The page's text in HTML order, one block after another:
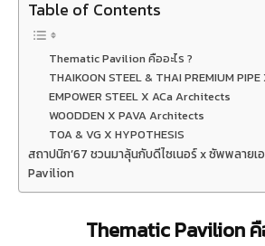
Table of Contents
Thematic Pavilion คืออะไร ?
THAIKOON STEEL & THAI PREMIUM
EMPOWER STEEL X ACa Architects
WOODDEN X PAVA Architects
TOA & VG X HYPOTHESIS
สถาปนิก’67 ชวนมาลุ้นกับดีไซเนอร์ x ซัพพลาย
Pavilion
Thematic Pavilion คื